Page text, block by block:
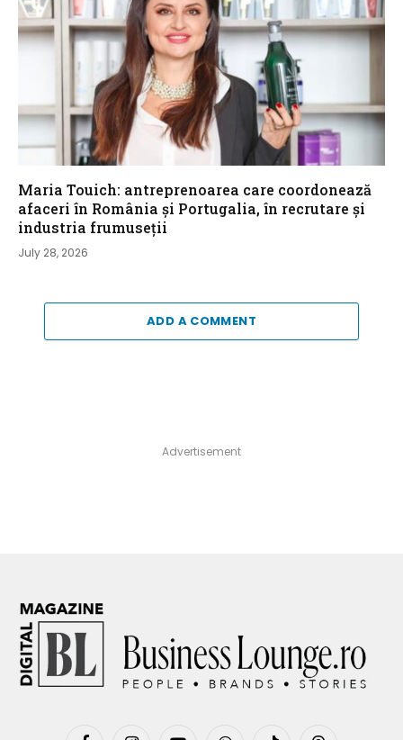
Maria Touich: antreprenoarea care coordonează
afaceri în România și Portugalia, în recrutare și
industria frumuseții
July 28, 2026
ADD A COMMENT
Advertisement